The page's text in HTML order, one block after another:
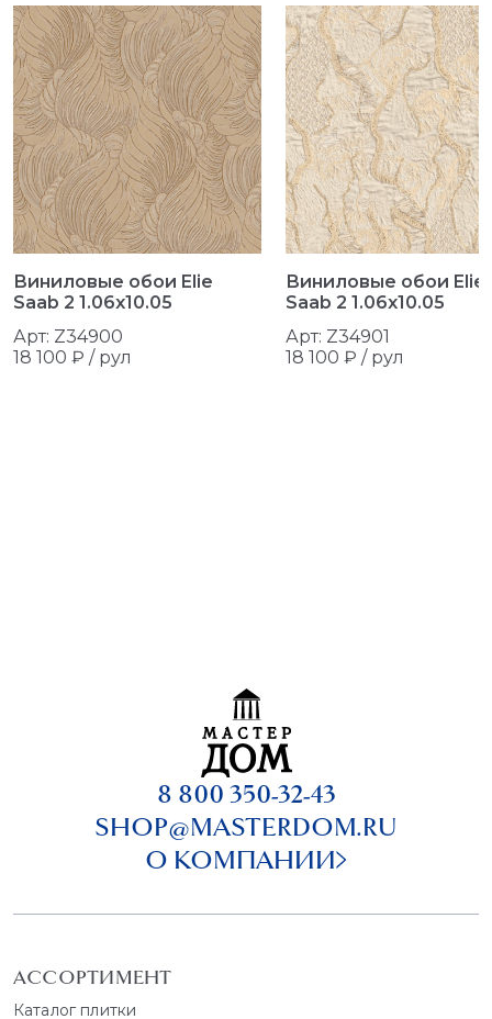
Виниловые обои Elie
Saab 2 1.06x10.05
Арт: Z34900
18 100 ₽ / рул
Виниловые обои Elie
Saab 2 1.06x10.05
Арт: Z34901
18 100 ₽ / рул
8 800 350-32-43
SHOP@MASTERDOM.RU
О КОМПАНИИ
АССОРТИМЕНТ
Каталог плитки